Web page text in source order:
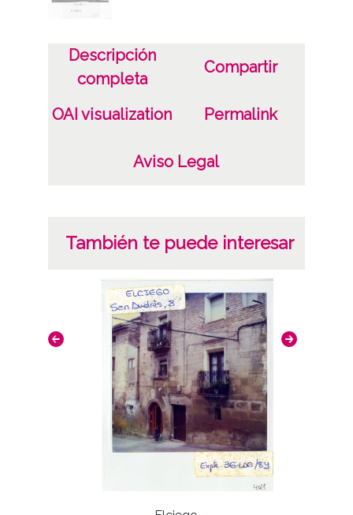
Descripción
completa
Compartir
OAI visualization Permalink
Aviso Legal
También te puede interesar